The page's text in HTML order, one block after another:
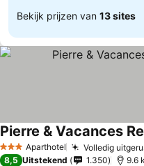
Bekijk prijzen van 13 sites
3 SterrenAparthotel Volledig
Pierre & Vacances
8,5 Uitstekend 1.350 9.6